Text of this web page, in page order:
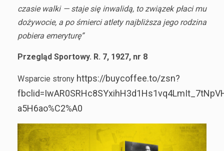
czasie walki — staje się inwalidą, to związek płaci mu
dożywocie, a po śmierci atlety najbliższa jego rodzina
pobiera emeryturę”
Przegląd Sportowy. R. 7, 1927, nr 8
Wsparcie strony https://buycoffee.to/zsn?
a5H6ao%C2%A0